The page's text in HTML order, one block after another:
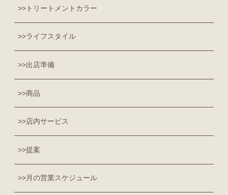
トリートメントカラー
ライフスタイル
出店準備
商品
店内サービス
提案
月の営業スケジュール